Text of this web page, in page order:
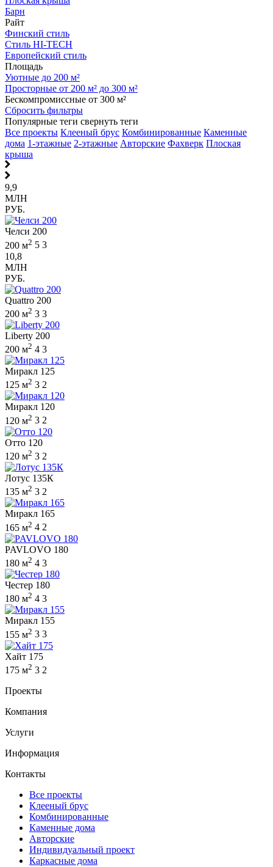
Барн
Райт
Финский стиль
Стиль HI-TECH
Европейский стиль
Площадь
Уютные до 200 м²
Просторные от 200 м² до 300 м²
Бескомпромиссные от 300 м²
Сбросить фильтры
Популярные теги свернуть теги
Все проекты Клееный брус Комбинированные Каменные
дома 1-этажные 2-этажные Авторские Фахверк Плоская
крыша
9,9
МЛН
РУБ.
Челси 200
200 м2 5 3
10,8
МЛН
РУБ.
Quattro 200
200 м2 3 3
Liberty 200
200 м2 4 3
Миракл 125
125 м2 3 2
Миракл 120
120 м2 3 2
Отто 120
120 м2 3 2
Лотус 135К
135 м2 3 2
Миракл 165
165 м2 4 2
PAVLOVO 180
180 м2 4 3
Честер 180
180 м2 4 3
Миракл 155
155 м2 3 3
Хайт 175
175 м2 3 2
Проекты
Компания
Услуги
Информация
Контакты
Все проекты
Клееный брус
Комбинированные
Каменные дома
Авторские
Индивидуальный проект
Каркасные дома